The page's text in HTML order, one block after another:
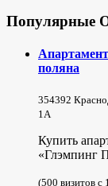
Популярные
поляна
354392
1А
Купить
«Глэмпинг
(500 визитов